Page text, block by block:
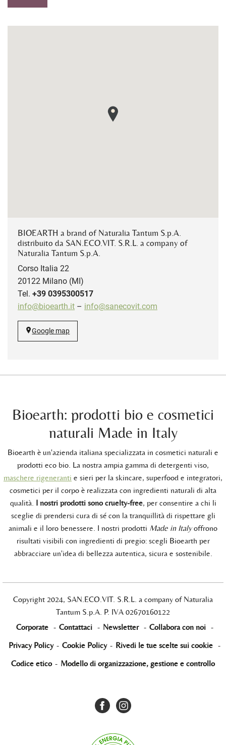
BIOEARTH a brand of Naturalia Tantum S.p.A.
distribuito da SAN.ECO.VIT. S.R.L. a company of
Naturalia Tantum S.p.A.
Corso Italia 22
20122 Milano (MI)
Tel. +39 0395300517
info@bioearth.it – info@sanecovit.com
Google map
Bioearth: prodotti bio e cosmetici
naturali Made in Italy
Bioearth è un'azienda italiana specializzata in cosmetici naturali e
prodotti eco bio. La nostra ampia gamma di detergenti viso,
maschere rigeneranti e sieri per la skincare, superfood e integratori,
cosmetici per il corpo è realizzata con ingredienti naturali di alta
qualità. I nostri prodotti sono cruelty-free, per consentire a chi li
sceglie di prendersi cura di sé con la tranquillità di rispettare gli
animali e il loro benessere. I nostri prodotti Made in Italyoffrono
risultati visibili con ingredienti di pregio: scegli Bioearth per
abbracciare un'idea di bellezza autentica, sicura e sostenibile.
Copyright 2024, SAN.ECO.VIT. S.R.L. a company of Naturalia
Tantum S.p.A. P. IVA 02670160122
Corporate - Contattaci - Newsletter - Collabora con noi -
Privacy Policy - Cookie Policy - Rivedi le tue scelte sui cookie -
Codice etico - Modello di organizzazione, gestione e controllo